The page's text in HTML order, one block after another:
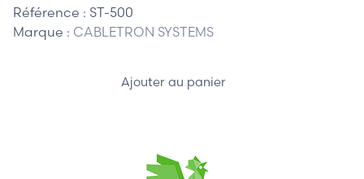
Référence : ST-500
Marque : CABLETRON SYSTEMS
Ajouter au panier